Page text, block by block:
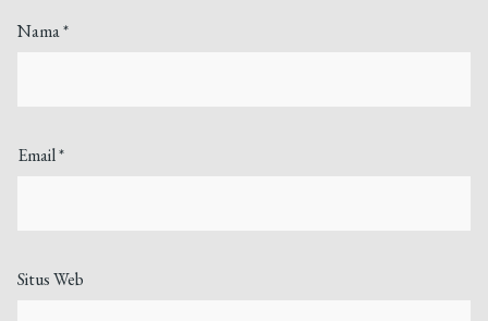
Nama*
Email*
Situs Web